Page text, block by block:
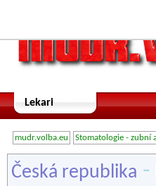
Lekari
mudr.volba.eu Stomatologie - zubní
Česká republika -